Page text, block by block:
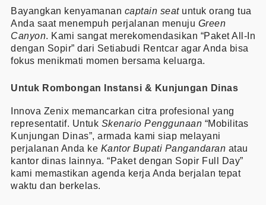
Bayangkan kenyamanan captain seatuntuk orang tua
Anda saat menempuh perjalanan menuju Green
Canyon. Kami sangat merekomendasikan “Paket All-In
dengan Sopir” dari Setiabudi Rentcar agar Anda bisa
fokus menikmati momen bersama keluarga.
Untuk Rombongan Instansi & Kunjungan Dinas
Innova Zenix memancarkan citra profesional yang
representatif. Untuk Skenario Penggunaan “Mobilitas
Kunjungan Dinas”, armada kami siap melayani
perjalanan Anda ke Kantor Bupati Pangandaran atau
kantor dinas lainnya. “Paket dengan Sopir Full Day”
kami memastikan agenda kerja Anda berjalan tepat
waktu dan berkelas.